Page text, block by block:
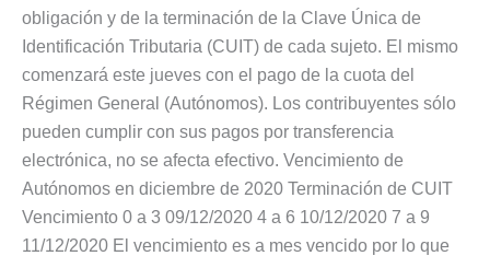
obligación y de la terminación de la Clave Única de
Identificación Tributaria (CUIT) de cada sujeto. El mismo
comenzará este jueves con el pago de la cuota del
Régimen General (Autónomos). Los contribuyentes sólo
pueden cumplir con sus pagos por transferencia
electrónica, no se afecta efectivo. Vencimiento de
Autónomos en diciembre de 2020 Terminación de CUIT
Vencimiento 0 a 3 09/12/2020 4 a 6 10/12/2020 7 a 9
11/12/2020 El vencimiento es a mes vencido por lo que